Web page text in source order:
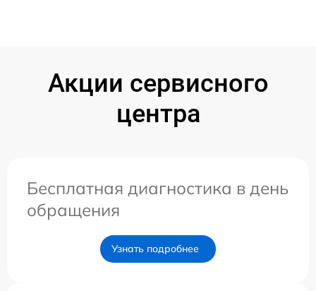
Акции сервисного
центра
Бесплатная диагностика в день
обращения
Узнать подробнее